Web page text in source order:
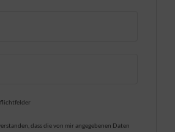
dass die von mir angegebenen Daten